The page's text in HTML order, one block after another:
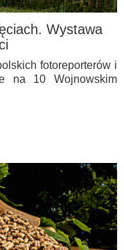
Wystawa
fotoreporterów i
na 10 Wojnowskim